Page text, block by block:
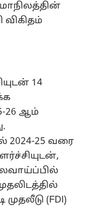
14
26 ஆம்
2024-25 வரை
(FDI)